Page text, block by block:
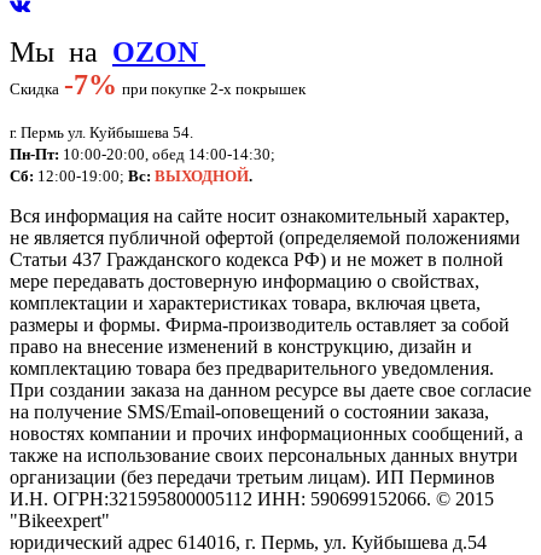
Мы на OZON
Скидка -7% при покупке 2-х покрышек
г. Пермь ул. Куйбышева 54.
Пн-Пт: 10:00-20:00, обед 14:00-14:30;
Сб: 12:00-19:00; Вс: ВЫХОДНОЙ.
Вся информация на сайте носит ознакомительный характер,
не является публичной офертой (определяемой положениями
Статьи 437 Гражданского кодекса РФ) и не может в полной
мере передавать достоверную информацию о свойствах,
комплектации и характеристиках товара, включая цвета,
размеры и формы. Фирма-производитель оставляет за собой
право на внесение изменений в конструкцию, дизайн и
комплектацию товара без предварительного уведомления.
При создании заказа на данном ресурсе вы даете свое согласие
на получение SMS/Email-оповещений о состоянии заказа,
новостях компании и прочих информационных сообщений, а
также на использование своих персональных данных внутри
организации (без передачи третьим лицам). ИП Перминов
И.Н. ОГРН:321595800005112 ИНН: 590699152066. © 2015
"Bikeexpert"
юридический адрес 614016, г. Пермь, ул. Куйбышева д.54